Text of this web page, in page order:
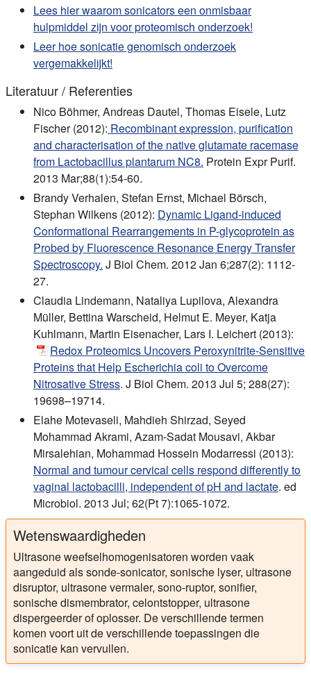
Lees hier waarom sonicators een onmisbaar
hulpmiddel zijn voor proteomisch onderzoek!
Leer hoe sonicatie genomisch onderzoek
vergemakkelijkt!
Literatuur / Referenties
Nico Böhmer, Andreas Dautel, Thomas Eisele, Lutz
Fischer (2012): Recombinant expression, purification
and characterisation of the native glutamate racemase
from Lactobacillus plantarum NC8. Protein Expr Purif.
2013 Mar;88(1):54-60.
Brandy Verhalen, Stefan Ernst, Michael Börsch,
Stephan Wilkens (2012): Dynamic Ligand-induced
Conformational Rearrangements in P-glycoprotein as
Probed by Fluorescence Resonance Energy Transfer
Spectroscopy. J Biol Chem. 2012 Jan 6;287(2): 1112-
27.
Claudia Lindemann, Nataliya Lupilova, Alexandra
Müller, Bettina Warscheid, Helmut E. Meyer, Katja
Kuhlmann, Martin Eisenacher, Lars I. Leichert (2013):
Redox Proteomics Uncovers Peroxynitrite-Sensitive
Proteins that Help Escherichia coli to Overcome
Nitrosative Stress. J Biol Chem. 2013 Jul 5; 288(27):
19698–19714.
Elahe Motevaseli, Mahdieh Shirzad, Seyed
Mohammad Akrami, Azam-Sadat Mousavi, Akbar
Mirsalehian, Mohammad Hossein Modarressi (2013):
Normal and tumour cervical cells respond differently to
vaginal lactobacilli, independent of pH and lactate. ed
Microbiol. 2013 Jul; 62(Pt 7):1065-1072.
Wetenswaardigheden
Ultrasone weefselhomogenisatoren worden vaak
aangeduid als sonde-sonicator, sonische lyser, ultrasone
disruptor, ultrasone vermaler, sono-ruptor, sonifier,
sonische dismembrator, celontstopper, ultrasone
dispergeerder of oplosser. De verschillende termen
komen voort uit de verschillende toepassingen die
sonicatie kan vervullen.